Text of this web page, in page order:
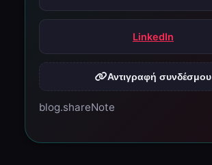
LinkedIn
Αντιγραφή συνδέσμου
blog.shareNote